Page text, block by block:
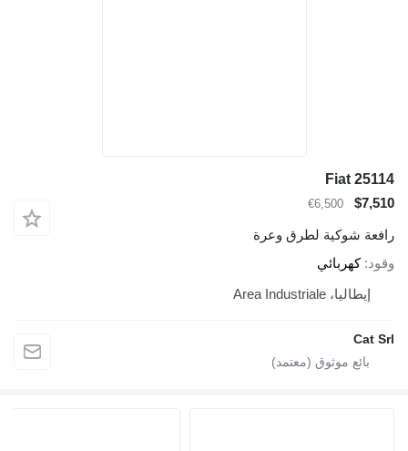
Fiat 25114
$7,510
€6,500
رافعة شوكية لطرق وعرة
وقود كهربائي
إيطاليا، Area Industriale
Cat Srl